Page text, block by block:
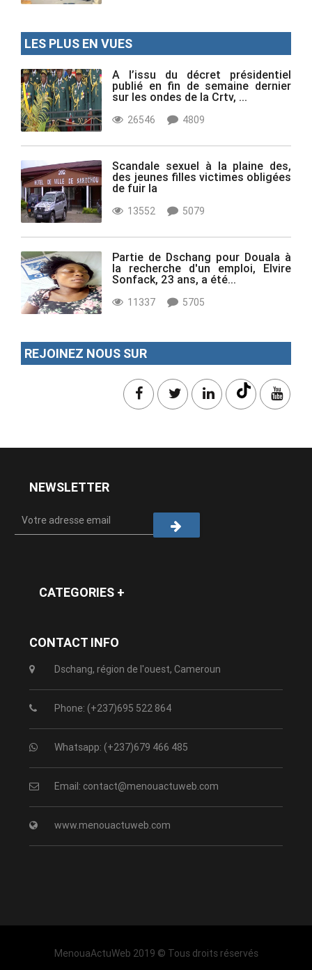
LES PLUS EN VUES
A l’issu du décret présidentiel
publié en fin de semaine dernier
sur les ondes de la Crtv, ...
26546 4809
Scandale sexuel à la plaine des,
des jeunes filles victimes obligées
de fuir la
13552 5079
Partie de Dschang pour Douala à
la recherche d'un emploi, Elvire
Sonfack, 23 ans, a été...
11337 5705
REJOINEZ NOUS SUR
NEWSLETTER
CATEGORIES +
CONTACT INFO
Dschang, région de l'ouest, Cameroun
Phone: (+237)695 522 864
Whatsapp: (+237)679 466 485
Email: contact@menouactuweb.com
www.menouactuweb.com
MenouaActuWeb 2019 © Tous droits réservés